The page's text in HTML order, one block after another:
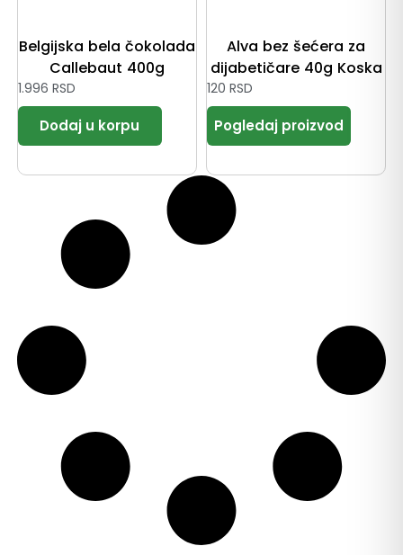
Belgijska bela čokolada
Callebaut 400g
1.996 RSD
Alva bez šećera za
dijabetičare 40g Koska
120 RSD